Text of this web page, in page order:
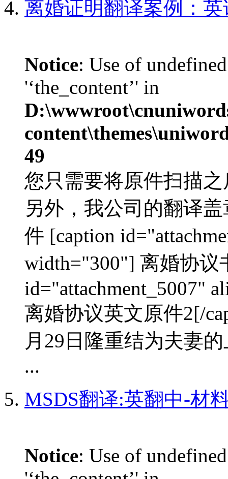
离婚证明翻译案例：英
Notice: Use of
'‘the_content’' in
49
您只需要将原件扫描
另外，我公司的翻译
件 [caption
width="300"] 离婚协议
id="attachment_5007"
离婚协议英文原件2[/
月29日隆重结为夫妻
...
MSDS翻译:英翻中-材
Notice: Use of